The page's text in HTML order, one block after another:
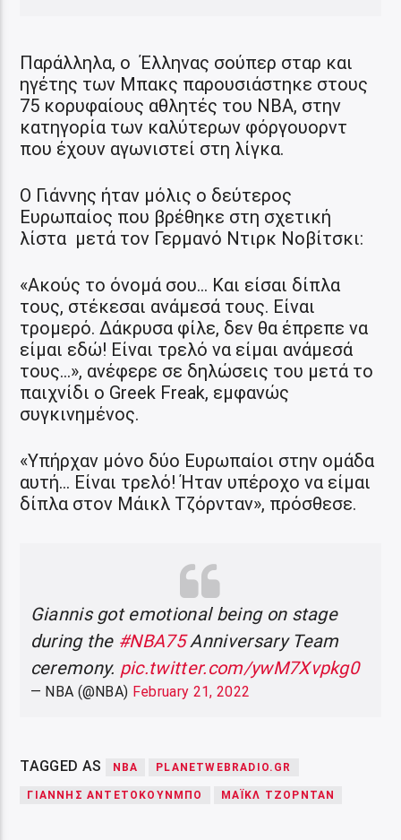
Παράλληλα, ο Έλληνας σούπερ σταρ και
ηγέτης των Μπακς παρουσιάστηκε στους
75 κορυφαίους αθλητές του NBA, στην
κατηγορία των καλύτερων φόργουορντ
που έχουν αγωνιστεί στη λίγκα.
O Γιάννης ήταν μόλις ο δεύτερος
Ευρωπαίος που βρέθηκε στη σχετική
λίστα μετά τον Γερμανό Ντιρκ Νοβίτσκι:
«Ακούς το όνομά σου… Και είσαι δίπλα
τους, στέκεσαι ανάμεσά τους. Είναι
τρομερό. Δάκρυσα φίλε, δεν θα έπρεπε να
είμαι εδώ! Είναι τρελό να είμαι ανάμεσά
τους…», ανέφερε σε δηλώσεις του μετά το
παιχνίδι ο Greek Freak, εμφανώς
συγκινημένος.
«Υπήρχαν μόνο δύο Ευρωπαίοι στην ομάδα
αυτή… Είναι τρελό! Ήταν υπέροχο να είμαι
δίπλα στον Μάικλ Τζόρνταν», πρόσθεσε.
Giannis got emotional being on stage
during the #NBA75Anniversary Team
ceremony. pic.twitter.com/ywM7Xvpkg0
— NBA (@NBA) February 21, 2022
TAGGED AS NBA PLANETWEBRADIO.GR
ΓΙΆΝΝΗΣ ΑΝΤΕΤΟΚΟΎΝΜΠΟ ΜΆΙΚΛ ΤΖΌΡΝΤΑΝ